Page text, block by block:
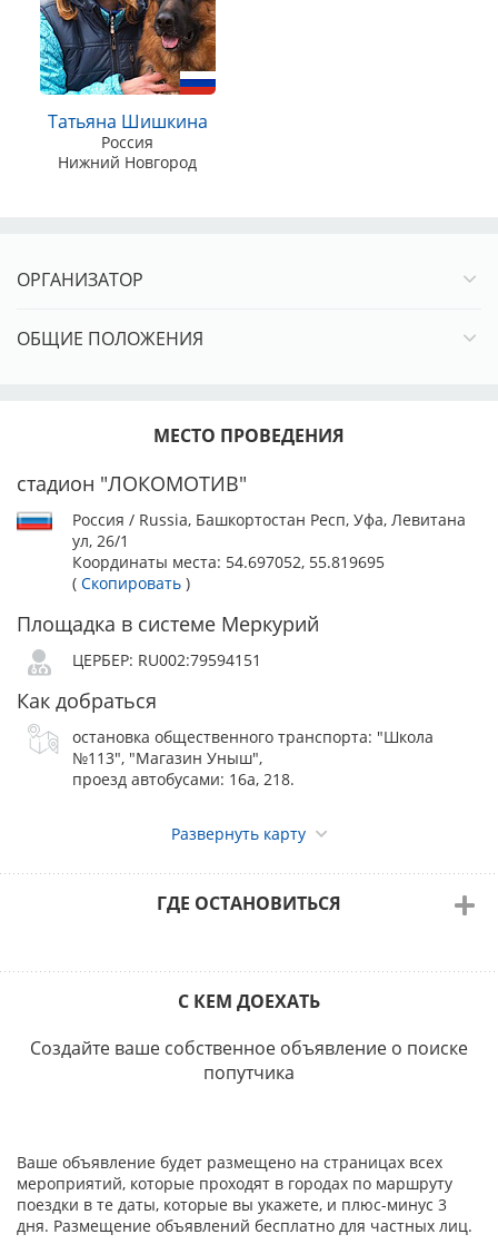
Татьяна Шишкина
Россия
Нижний Новгород
ОРГАНИЗАТОР
ОБЩИЕ ПОЛОЖЕНИЯ
МЕСТО ПРОВЕДЕНИЯ
стадион "ЛОКОМОТИВ"
Россия / Russia, Башкортостан Респ, Уфа, Левитана
ул, 26/1
Координаты места: 54.697052, 55.819695
( Скопировать )
Площадка в системе Меркурий
ЦЕРБЕР: RU002:79594151
Как добраться
остановка общественного транспорта: "Школа
№113", "Магазин Уныш",
проезд автобусами: 16а, 218.
Развернуть карту
ГДЕ ОСТАНОВИТЬСЯ
С КЕМ ДОЕХАТЬ
Создайте ваше собственное объявление о поиске
попутчика
Ваше объявление будет размещено на страницах всех
мероприятий, которые проходят в городах по маршруту
поездки в те даты, которые вы укажете, и плюс-минус 3
дня. Размещение объявлений бесплатно для частных лиц.